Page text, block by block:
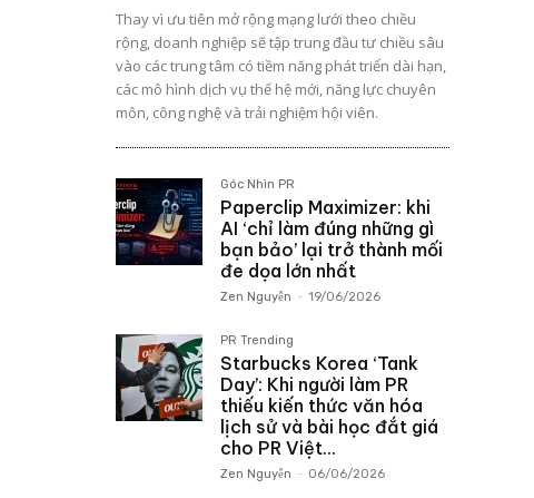
Thay vì ưu tiên mở rộng mạng lưới theo chiều
rộng, doanh nghiệp sẽ tập trung đầu tư chiều sâu
vào các trung tâm có tiềm năng phát triển dài hạn,
các mô hình dịch vụ thế hệ mới, năng lực chuyên
môn, công nghệ và trải nghiệm hội viên.
Góc Nhìn PR
Paperclip Maximizer: khi
AI ‘chỉ làm đúng những gì
bạn bảo’ lại trở thành mối
đe dọa lớn nhất
Zen Nguyễn - 19/06/2026
PR Trending
Starbucks Korea ‘Tank
Day’: Khi người làm PR
thiếu kiến thức văn hóa
lịch sử và bài học đắt giá
cho PR Việt...
Zen Nguyễn - 06/06/2026